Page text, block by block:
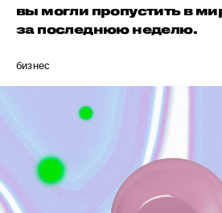
вы могли пропустить в
за последнюю неделю.
бизнес